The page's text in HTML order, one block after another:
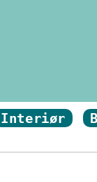
Interiør